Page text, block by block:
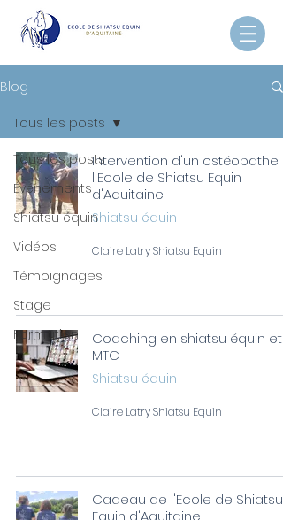
Blog
Tous les posts
Événements
Shiatsu équin
Vidéos
Témoignages
Stage
Formation
Tous les posts
Intervention d'un ostéopathe à
l'Ecole de Shiatsu Equin
d'Aquitaine
Shiatsu équin
Claire Latry Shiatsu Equin
Coaching en shiatsu équin et
MTC
Shiatsu équin
Claire Latry Shiatsu Equin
Cadeau de l'Ecole de Shiatsu
Equin d'Aquitaine